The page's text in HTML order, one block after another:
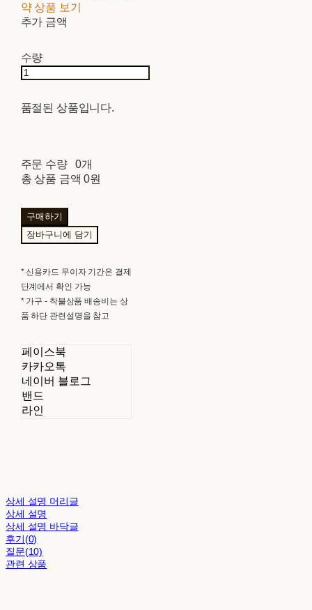
약 상품 보기
추가 금액
수량
품절된 상품입니다.
주문 수량
0개
총 상품 금액 0원
구매하기
장바구니에 담기
* 신용카드 무이자 기간은 결제
단계에서 확인 가능
* 가구 - 착불상품 배송비는 상
품 하단 관련설명을 참고
페이스북
카카오톡
네이버 블로그
밴드
라인
상세 설명 머리글
상세 설명
상세 설명 바닥글
후기(0)
질문(10)
관련 상품